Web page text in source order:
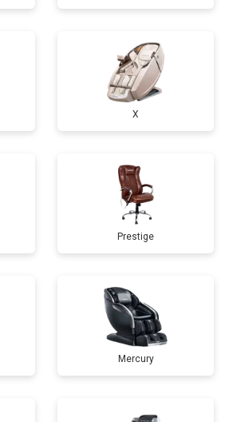
X
Prestige
Mercury